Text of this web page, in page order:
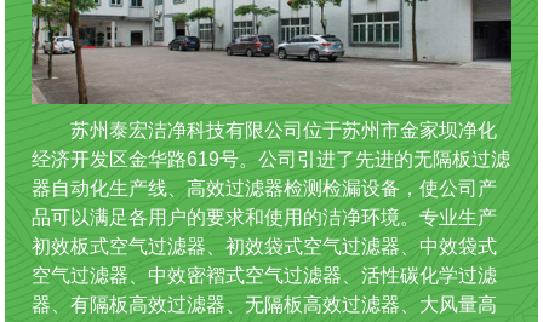
苏州泰宏洁净科技有限公司位于苏州市金家坝净化
经济开发区金华路619号。公司引进了先进的无隔板过滤
器自动化生产线、高效过滤器检测检漏设备，使公司产
品可以满足各用户的要求和使用的洁净环境。专业生产
初效板式空气过滤器、初效袋式空气过滤器、中效袋式
空气过滤器、中效密褶式空气过滤器、活性碳化学过滤
器、有隔板高效过滤器、无隔板高效过滤器、大风量高